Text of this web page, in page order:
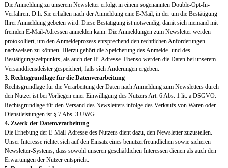
Die Anmeldung zu unserem Newsletter erfolgt in einem sogenannten Double-Opt-In-
Verfahren. D.h. Sie erhalten nach der Anmeldung eine E-Mail, in der um die Bestätigung
Ihrer Anmeldung gebeten wird. Diese Bestätigung ist notwendig, damit sich niemand mit
fremden E-Mail-Adressen anmelden kann. Die Anmeldungen zum Newsletter werden
protokolliert, um den Anmeldeprozess entsprechend den rechtlichen Anforderungen
nachweisen zu können. Hierzu gehört die Speicherung des Anmelde- und des
Bestätigungszeitpunkts, als auch der IP-Adresse. Ebenso werden die Daten bei unserem
Versanddienstleister gespeichert, falls sich Änderungen ergeben.
3. Rechtsgrundlage für die Datenverarbeitung
Rechtsgrundlage für die Verarbeitung der Daten nach Anmeldung zum Newsletters durch
den Nutzer ist bei Vorliegen einer Einwilligung des Nutzers Art. 6 Abs. 1 lit. a DSGVO.
Rechtsgrundlage für den Versand des Newsletters infolge des Verkaufs von Waren oder
Dienstleistungen ist § 7 Abs. 3 UWG.
4. Zweck der Datenverarbeitung
Die Erhebung der E-Mail-Adresse des Nutzers dient dazu, den Newsletter zuzustellen.
Unser Interesse richtet sich auf den Einsatz eines benutzerfreundlichen sowie sicheren
Newsletter-Systems, dass sowohl unseren geschäftlichen Interessen dienen als auch den
Erwartungen der Nutzer entspricht.